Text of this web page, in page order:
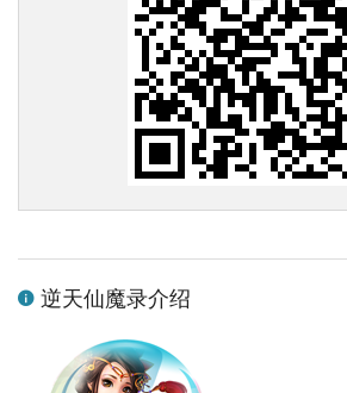
逆天仙魔录介绍